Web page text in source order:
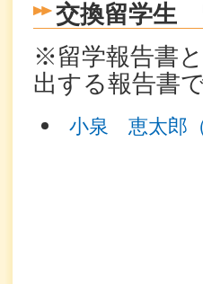
交換留学生
※留学報告書
出する報告書で
小泉 恵太郎